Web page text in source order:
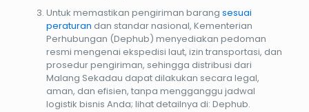
Untuk memastikan pengiriman barang sesuai
peraturan dan standar nasional, Kementerian
Perhubungan (Dephub) menyediakan pedoman
resmi mengenai ekspedisi laut, izin transportasi, dan
prosedur pengiriman, sehingga distribusi dari
Malang Sekadau dapat dilakukan secara legal,
aman, dan efisien, tanpa mengganggu jadwal
logistik bisnis Anda; lihat detailnya di: Dephub.